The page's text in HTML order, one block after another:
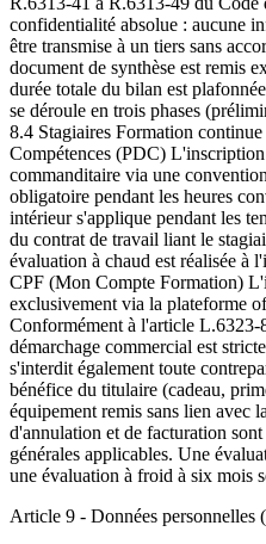
confidentialité absolue : aucune
être transmise à un tiers sans
document de synthèse est remis
durée totale du bilan est
se déroule en trois phases
8.4 Stagiaires Formation
Compétences (PDC)
commanditaire via une
obligatoire pendant les heures
intérieur s'applique pendant les
du contrat de travail liant le
évaluation à chaud est réalisée à
CPF (Mon Compte Formation)
exclusivement via la plateforme
Conformément à l'article
démarchage commercial est
s'interdit également toute
bénéfice du titulaire (cadeau,
équipement remis sans lien avec
d'annulation et de facturation
générales applicables. Une
une évaluation à froid à six mois
Article 9 - Données personnelles